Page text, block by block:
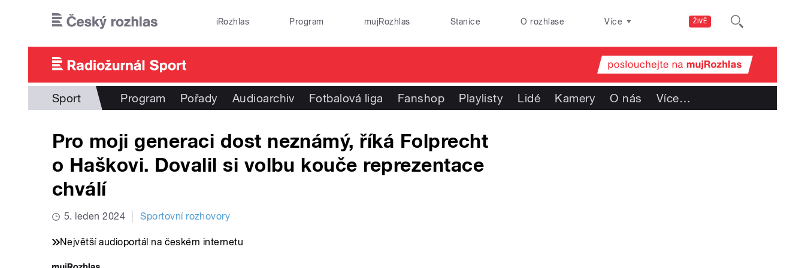
ŽIVĚ
iRozhlas Program mujRozhlas Stanice O rozhlase Více
Sport Program Pořady Audioarchiv Fotbalová liga Fanshop Playlisty Lidé Kamery O nás Více…
Pro moji generaci dost neznámý, říká Folprecht
o Haškovi. Dovalil si volbu kouče reprezentace
chválí
5. leden 2024 Sportovní rozhovory
Největší audioportál na českém internetu